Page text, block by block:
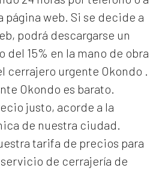
página web. Si se decide a
podrá descargarse un
del 15% en la mano de obra
cerrajero urgente Okondo .
Okondo es barato.
justo, acorde a la
de nuestra ciudad.
tarifa de precios para
de cerrajería de